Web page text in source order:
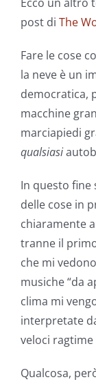
post di The
Fare le cose
la neve è un
democratica,
macchine
marciapiedi
qualsiasi
In questo fine
delle cose in
chiaramente
tranne il
che mi
musiche “da
clima mi
interpretate
veloci
Qualcosa,